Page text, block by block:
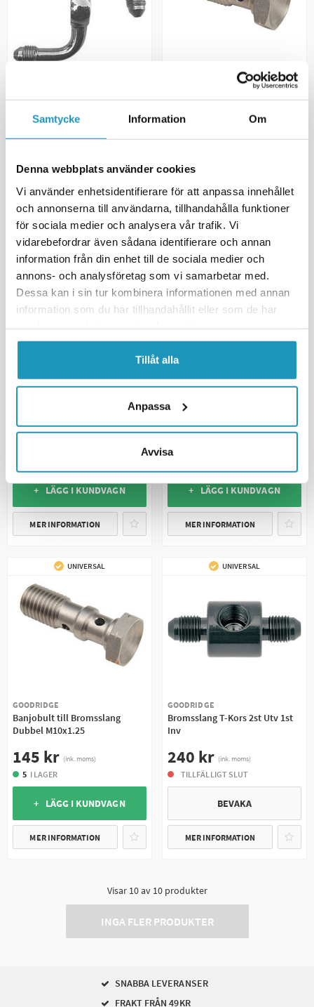
Samtycke Information Om
Denna webbplats använder cookies
Vi använder enhetsidentifierare för att anpassa innehållet
och annonserna till användarna, tillhandahålla funktioner
för sociala medier och analysera vår trafik. Vi
vidarebefordrar även sådana identifierare och annan
information från din enhet till de sociala medier och
annons- och analysföretag som vi samarbetar med.
Dessa kan i sin tur kombinera informationen med annan
information som du har tillhandahållit eller som de har
Tillåt alla
Anpassa
Avvisa
Grader 10mm
235 kr
+ LÄGG I KUNDVAGN
MER INFORMATION
Banjobult till Bromsslang
M10x1 21,1mm
90 kr
+ LÄGG I KUNDVAGN
MER INFORMATION
UNIVERSAL
GOODRIDGE
Bromsslang Banjo Adapter 20
+ LÄGG I KUNDVAGN
MER INFORMATION
UNIVERSAL
Bromsslang T-Kors
1 110 kr
+ LÄGG I KUNDVAGN
MER INFORMATION
UNIVERSAL
GOODRIDGE
Banjobult till Bromsslang
Dubbel M10x1.25
145 kr (ink. moms)
5 I LAGER
+ LÄGG I KUNDVAGN
MER INFORMATION
UNIVERSAL
GOODRIDGE
Bromsslang T-Kors 2st Utv 1st
Inv
240 kr (ink. moms)
TILLFÄLLIGT SLUT
BEVAKA
MER INFORMATION
Visar 10av 10produkter
INGA FLER PRODUKTER
SNABBA LEVERANSER
FRAKT FRÅN 49KR